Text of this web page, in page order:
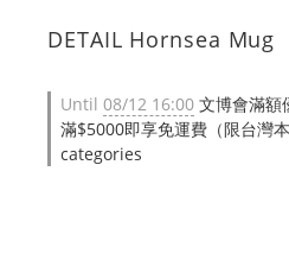
DETAIL Hornsea Mug
Until 08/12 16:00 文博會滿
滿$5000即享免運費（限台灣
categories